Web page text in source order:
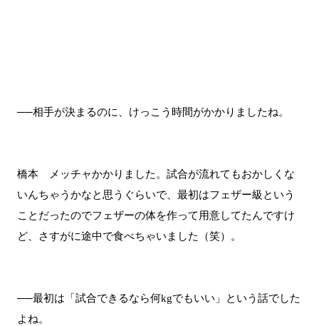
──相手が決まるのに、けっこう時間がかかりましたね。
橋本 メッチャかかりました。試合が流れてもおかしくな
いんちゃうかなと思うぐらいで、最初はフェザー級という
ことだったのでフェザーの体を作って用意してたんですけ
ど、さすがに途中で食べちゃいました（笑）。
──最初は「試合できるなら何kgでもいい」という話でした
よね。